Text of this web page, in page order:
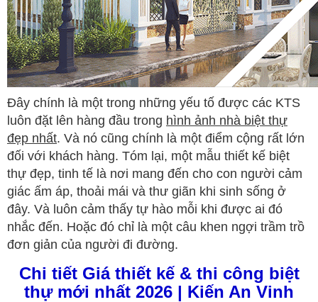
Đây chính là một trong những yếu tố được các KTS
luôn đặt lên hàng đầu trong hình ảnh nhà biệt thự
đẹp nhất. Và nó cũng chính là một điểm cộng rất lớn
đối với khách hàng. Tóm lại, một mẫu thiết kế biệt
thự đẹp, tinh tế là nơi mang đến cho con người cảm
giác ấm áp, thoải mái và thư giãn khi sinh sống ở
đây. Và luôn cảm thấy tự hào mỗi khi được ai đó
nhắc đến. Hoặc đó chỉ là một câu khen ngợi trầm trồ
đơn giản của người đi đường.
Chi tiết Giá thiết kế & thi công biệt
thự mới nhất 2026 | Kiến An Vinh